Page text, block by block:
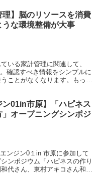
理】脳のリソースを消費
うな環境整備が大事
いる家計管理に関連して、
確認すべき情報をシンプルに
ことがなくなります。もっと
ン01in市原】「ハピネス
」オープニングシンポジ
ンジン0１in 市原に参加して
ンポジウム「ハピネスの作り
代さん、東村アキコさん和田